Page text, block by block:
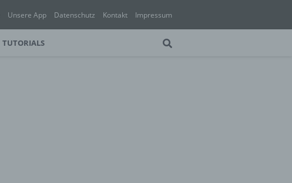
Unsere App Datenschutz Kontakt Impressum
TUTORIALS